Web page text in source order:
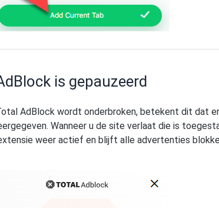
is gepauzeerd
AdBlock wordt onderbroken, betekent dit dat
Wanneer u de site verlaat die is
weer actief en blijft alle advertenties